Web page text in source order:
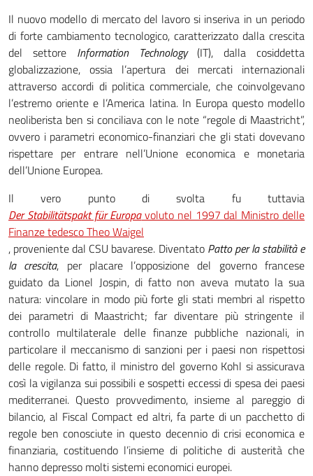
Il nuovo modello di mercato del lavoro si inseriva in un periodo
di forte cambiamento tecnologico, caratterizzato dalla crescita
del settore Information Technology(IT), dalla cosiddetta
globalizzazione, ossia l’apertura dei mercati internazionali
attraverso accordi di politica commerciale, che coinvolgevano
l’estremo oriente e l’America latina. In Europa questo modello
neoliberista ben si conciliava con le note “regole di Maastricht”,
ovvero i parametri economico-finanziari che gli stati dovevano
rispettare per entrare nell’Unione economica e monetaria
dell’Unione Europea.
Il vero punto di svolta fu tuttavia
Der Stabilitätspakt für Europavoluto nel 1997 dal Ministro delle
Finanze tedesco Theo Waigel
, proveniente dal CSU bavarese. Diventato Patto per la stabilità e
la crescita, per placare l’opposizione del governo francese
guidato da Lionel Jospin, di fatto non aveva mutato la sua
natura: vincolare in modo più forte gli stati membri al rispetto
dei parametri di Maastricht; far diventare più stringente il
controllo multilaterale delle finanze pubbliche nazionali, in
particolare il meccanismo di sanzioni per i paesi non rispettosi
delle regole. Di fatto, il ministro del governo Kohl si assicurava
così la vigilanza sui possibili e sospetti eccessi di spesa dei paesi
mediterranei. Questo provvedimento, insieme al pareggio di
bilancio, al Fiscal Compact ed altri, fa parte di un pacchetto di
regole ben conosciute in questo decennio di crisi economica e
finanziaria, costituendo l’insieme di politiche di austerità che
hanno depresso molti sistemi economici europei.